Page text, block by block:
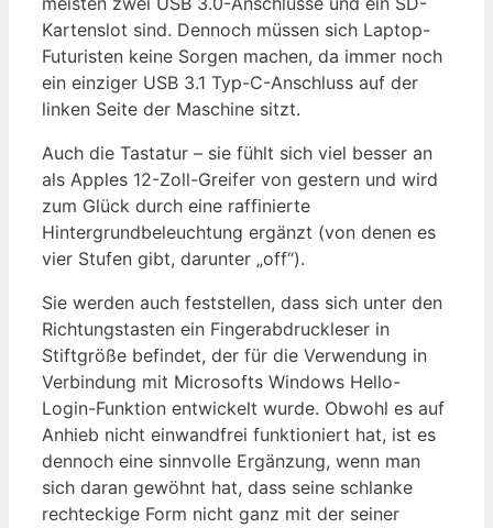
Kartenslot sind. Dennoch müssen sich Laptop-
Futuristen keine Sorgen machen, da immer noch
ein einziger USB 3.1 Typ-C-Anschluss auf der
linken Seite der Maschine sitzt.
Auch die Tastatur – sie fühlt sich viel besser an
als Apples 12-Zoll-Greifer von gestern und wird
zum Glück durch eine raffinierte
Hintergrundbeleuchtung ergänzt (von denen es
vier Stufen gibt, darunter „off“).
Sie werden auch feststellen, dass sich unter den
Richtungstasten ein Fingerabdruckleser in
Stiftgröße befindet, der für die Verwendung in
Verbindung mit Microsofts Windows Hello-
Login-Funktion entwickelt wurde. Obwohl es auf
Anhieb nicht einwandfrei funktioniert hat, ist es
dennoch eine sinnvolle Ergänzung, wenn man
sich daran gewöhnt hat, dass seine schlanke
rechteckige Form nicht ganz mit der seiner